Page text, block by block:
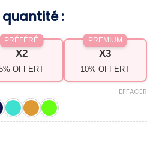
quantité :
X2
OFFERT
PRÉFÉRÉ
X3
10% OFFERT
PREMIUM
EFFACER
à planter dans le